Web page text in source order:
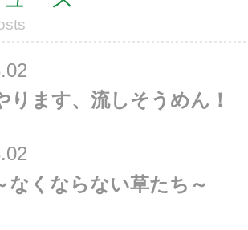
ります、流しそうめん！
なくならない草たち～